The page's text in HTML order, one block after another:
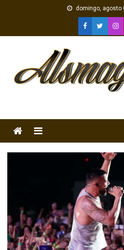
domingo, agosto
Menu